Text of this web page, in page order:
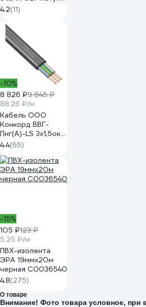
болт, 10 мм SBT
004
4.2(11)
-10%
8 826 ₽9 845 ₽
88.26 ₽/м
Кабель ООО
Конкорд ВВГ-
Пнг(А)-LS 3x1,5ок
(N, PE) - 0,66
(100м) Бухта 100м
4662
4.4(65)
-15%
105 ₽123 ₽
5.25 ₽/м
ПВХ-изолента
ЭРА 19ммх20м
черная C0036540
4.8(275)
О товаре
Внимание! Фото товара условное, при